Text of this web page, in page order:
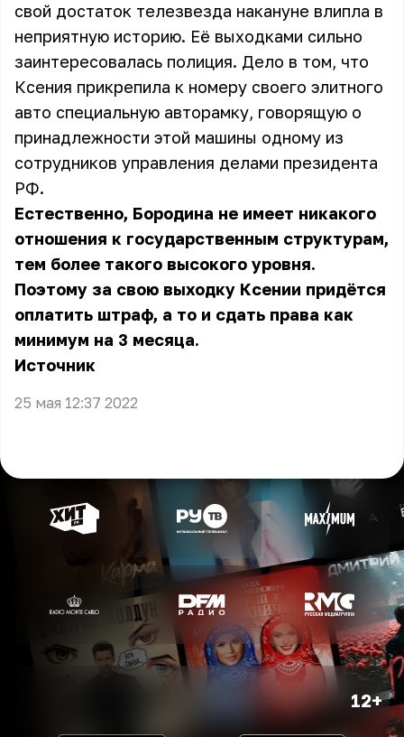
свой достаток телезвезда накануне влипла в
неприятную историю. Её выходками сильно
заинтересовалась полиция. Дело в том, что
Ксения прикрепила к номеру своего элитного
авто специальную авторамку, говорящую о
принадлежности этой машины одному из
сотрудников управления делами президента
РФ.
Естественно, Бородина не имеет никакого
отношения к государственным структурам,
тем более такого высокого уровня.
Поэтому за свою выходку Ксении придётся
оплатить штраф, а то и сдать права как
минимум на 3 месяца.
Источник
25 мая 12:37 2022
12+